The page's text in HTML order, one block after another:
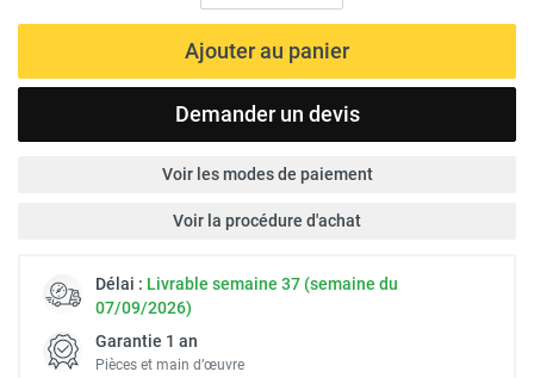
Ajouter au panier
Demander un devis
Voir les modes de paiement
Voir la procédure d'achat
Délai : Livrable semaine 37 (semaine du
07/09/2026)
Garantie 1 an
Pièces et main d’œuvre